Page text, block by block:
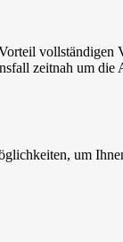
vollständigen
zeitnah um die
um